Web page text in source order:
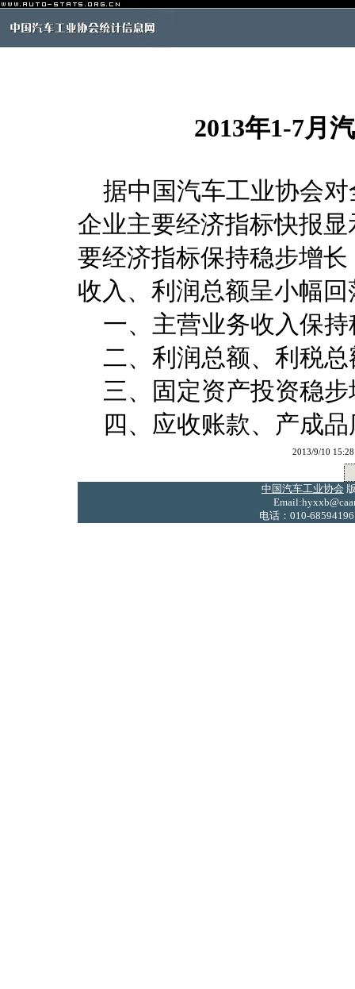
2013年1-7月
据中国汽车工业协会对
企业主要经济指标快报
要经济指标保持稳步增
收入、利润总额呈小幅
一、主营业务收入保持
二、利润总额、利税总
三、固定资产投资稳步
四、应收账款、产成品
2013/9/10
中国汽车工业协会
电话：010-